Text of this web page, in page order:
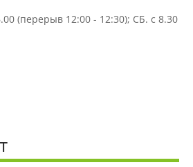
(перерыв 12:00 - 12:30); СБ. с 8.30